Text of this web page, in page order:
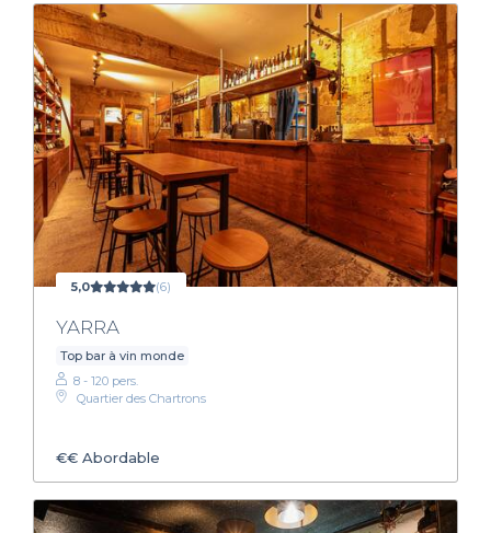
5,0 (6)
YARRA
Top bar à vin monde
8 - 120 pers.
Quartier des Chartrons
€€ Abordable